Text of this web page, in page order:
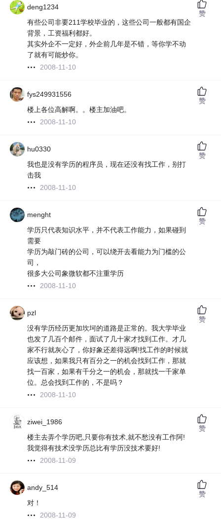
deng1234
有些公司非要211学校毕业的，这些公司一般都有国企
背景，工资福利都好。
其实外企不一定好，外企前几年是不错，等你学不动
了就有可能炒你。
2008-11-10
赞
fys249931556
楼上各位高解啊。。楼主加油吧。
2008-11-10
赞
hu0330
我也是没有学历的程序员，现在还没有找工作，别打
击我
2008-11-10
赞
menght
学历只代表知识水平，并不代表工作能力，如果碰到
需要
学历为敲门砖的公司，可以绕开去看能力为门槛的公
司，
很多大公司象微软都不注重学历
2008-11-10
赞
pzl
没有学历经历更加坎坷的道路是正常的。我大学毕业
也发了几百个邮件，面试了几十家才找到工作。才几
家不行就灰心了，你好象还差得远啊!找工作的时候就
应该想，如果我只有百分之一的机会找到工作，那就
找一百家，如果有千分之一的机会，那就找一千家单
位。总会找到工作的，不是吗？
2008-11-10
赞
ziwei_1986
楼主去弄个学历吧,只要你有技术,就不愁没有工作阿!
我觉得有技术没学历总比有学历没技术要好!
2008-11-09
赞
andy_514
对！
2008-11-09
赞